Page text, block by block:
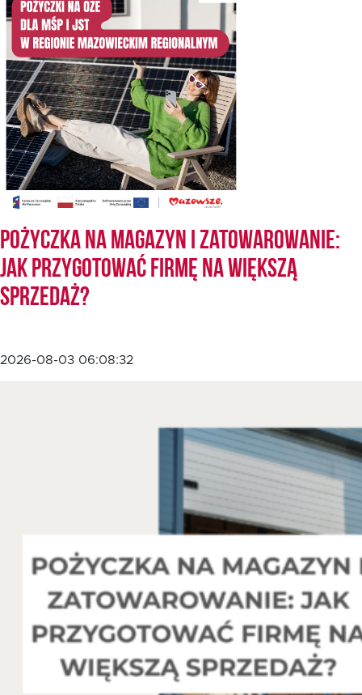
Dokumenty
Rekrutujemy
Kontakt
Pożyczka na magazyn i zatowarowanie:
jak przygotować firmę na większą
sprzedaż?
2026-08-03 06:08:32